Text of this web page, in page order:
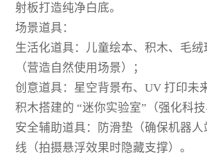
射板打造纯净白底。
场景道具：
生活化道具：儿童绘本、积木、毛
（营造自然使用场景）；
创意道具：星空背景布、UV 打印未
积木搭建的 “迷你实验室”（强化科技
安全辅助道具：防滑垫（确保机器人
线（拍摄悬浮效果时隐藏支撑）。